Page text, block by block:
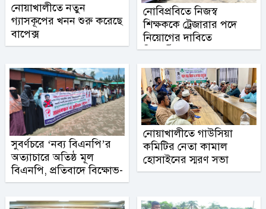
নোয়াখালীতে নতুন
গ্যাসকূপের খনন শুরু করেছে
বাপেক্স
নোবিপ্রবিতে নিজস্ব
শিক্ষককে ট্রেজারার পদে
নিয়োগের দাবিতে
শিক্ষার্থীদের মানববন্ধন
সুবর্ণচরে ‘নব্য বিএনপি’র
অত্যাচারে অতিষ্ঠ মূল
বিএনপি, প্রতিবাদে বিক্ষোভ-
সমাবেশ
নোয়াখালীতে গাউসিয়া
কমিটির নেতা কামাল
হোসাইনের স্মরণ সভা